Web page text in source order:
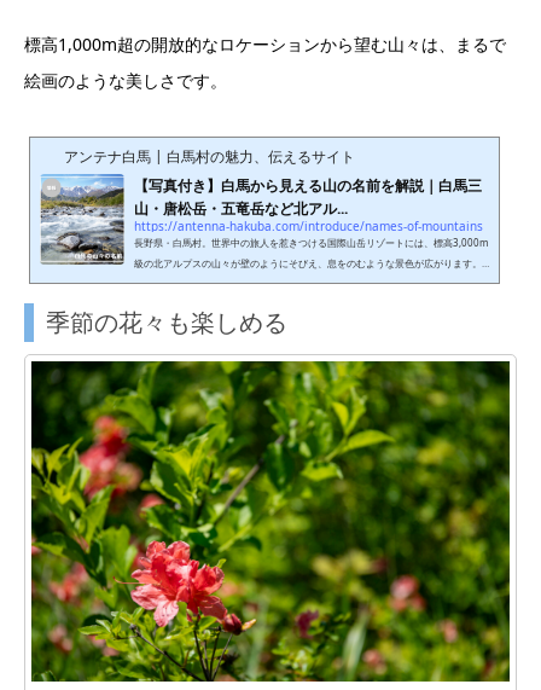
標高1,000m超の開放的なロケーションから望む山々は、まるで
絵画のような美しさです。
アンテナ白馬 | 白馬村の魅力、伝えるサイト
【写真付き】白馬から見える山の名前を解説｜白馬三
山・唐松岳・五竜岳など北アル...
https://antenna-hakuba.com/introduce/names-of-mountains
長野県・白馬村。世界中の旅人を惹きつける国際山岳リゾートには、標高3,000m
級の北アルプスの山々が壁のようにそびえ、息をのむような景色が広がります。
でも、その壮大な山の名前をあなたはいくつ言えるでしょうか？今回は、白馬村
峰も合わせて写真付きでご紹介します。記事の後半では、それぞれの山をベスト
ださい。旅先での「この山、何て名前だっけ？」というモヤモヤを解消...
季節の花々も楽しめる